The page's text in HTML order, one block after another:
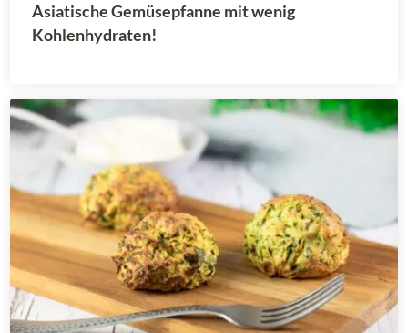
Asiatische Gemüsepfanne mit wenig
Kohlenhydraten!